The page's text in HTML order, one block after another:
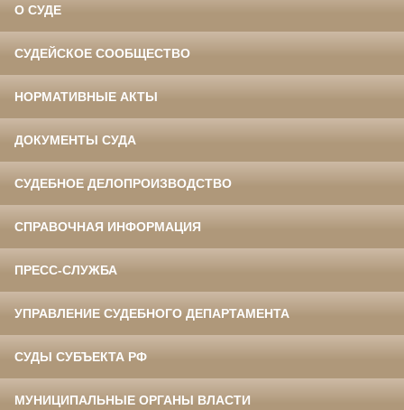
О СУДЕ
СУДЕЙСКОЕ СООБЩЕСТВО
НОРМАТИВНЫЕ АКТЫ
ДОКУМЕНТЫ СУДА
СУДЕБНОЕ ДЕЛОПРОИЗВОДСТВО
СПРАВОЧНАЯ ИНФОРМАЦИЯ
ПРЕСС-СЛУЖБА
УПРАВЛЕНИЕ СУДЕБНОГО ДЕПАРТАМЕНТА
СУДЫ СУБЪЕКТА РФ
МУНИЦИПАЛЬНЫЕ ОРГАНЫ ВЛАСТИ